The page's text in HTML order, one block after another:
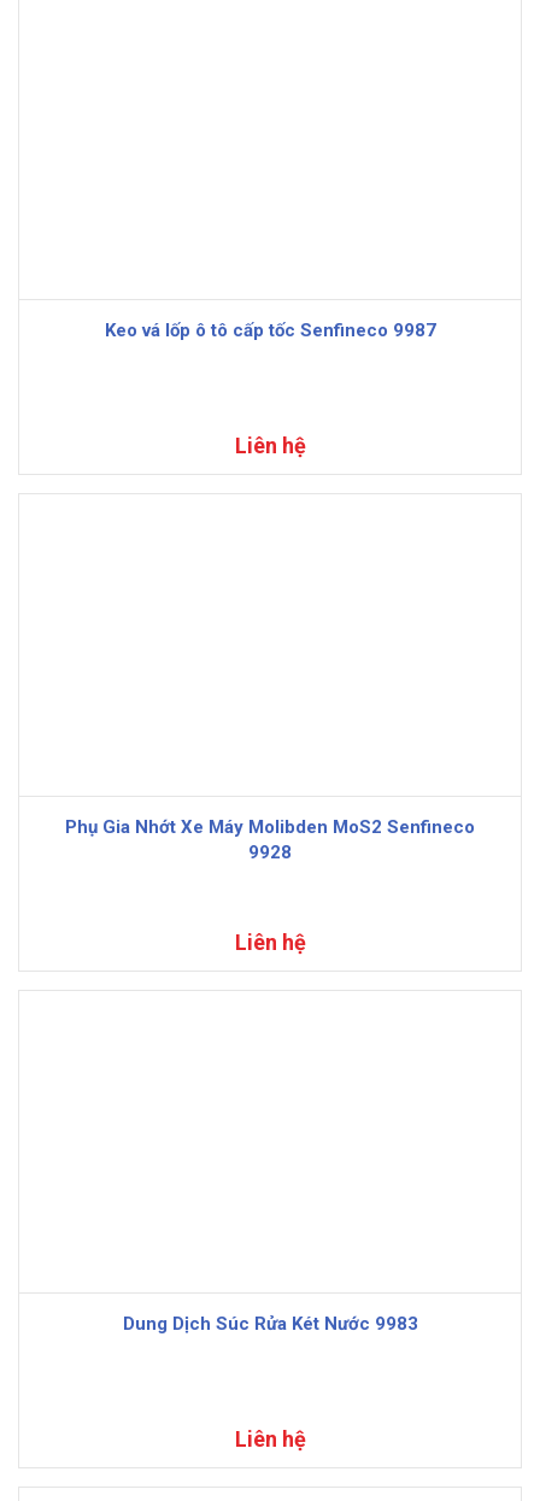
Keo vá lốp ô tô cấp tốc Senfineco 9987
Liên hệ
Phụ Gia Nhớt Xe Máy Molibden MoS2 Senfineco
9928
Liên hệ
Dung Dịch Súc Rửa Két Nước 9983
Liên hệ